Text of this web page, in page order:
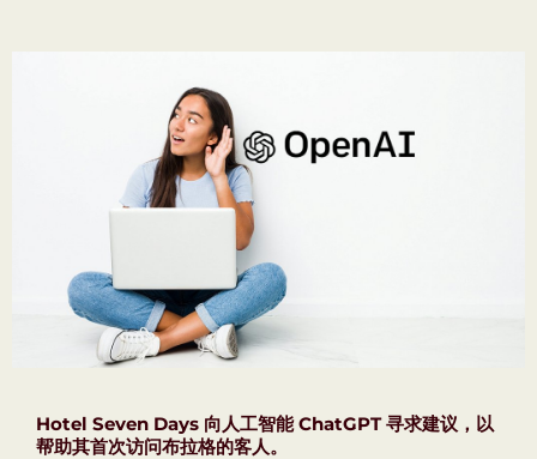
Hotel Seven Days 向人工智能 ChatGPT 寻求建议，以
帮助其首次访问布拉格的客人。